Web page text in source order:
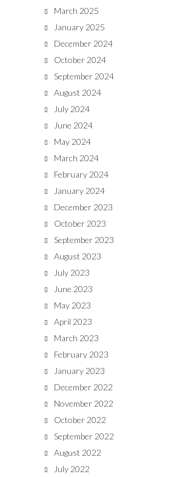
March 2025
January 2025
December 2024
October 2024
September 2024
August 2024
July 2024
June 2024
May 2024
March 2024
February 2024
January 2024
December 2023
October 2023
September 2023
August 2023
July 2023
June 2023
May 2023
April 2023
March 2023
February 2023
January 2023
December 2022
November 2022
October 2022
September 2022
August 2022
July 2022